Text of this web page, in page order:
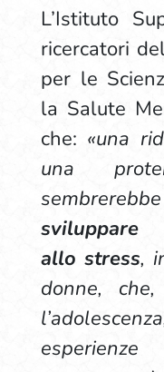
L’Istituto
ricercatori
per le
la Salute
che: «una
una
sembrerebbe
allo stress,
donne,